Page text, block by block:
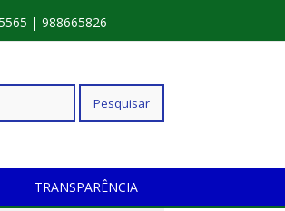
| 988665826
TRANSPARÊNCIA